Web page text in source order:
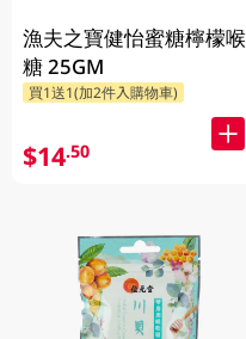
漁夫之寶健怡蜜糖檸檬喉
糖 25GM
買1送1(加2件入購物車)
$14.50